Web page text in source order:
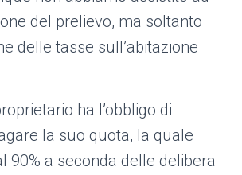
del prelievo, ma soltanto
delle tasse sull’abitazione
ha l’obbligo di
la suo quota, la quale
90% a seconda delle delibera